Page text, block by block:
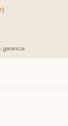
)
garancia